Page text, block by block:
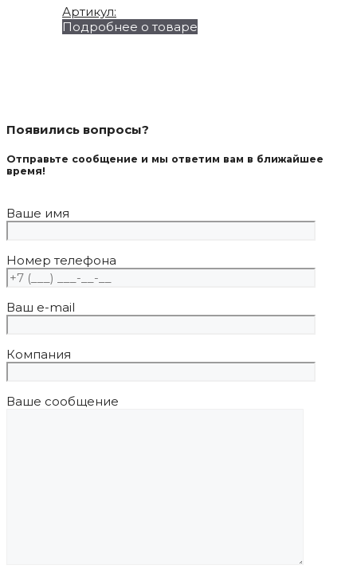
Артикул:
Подробнее о товаре
Появились вопросы?
Отправьте сообщение и мы ответим вам в ближайшее
время!
Ваше имя
Номер телефона
Ваш e-mail
Компания
Ваше сообщение